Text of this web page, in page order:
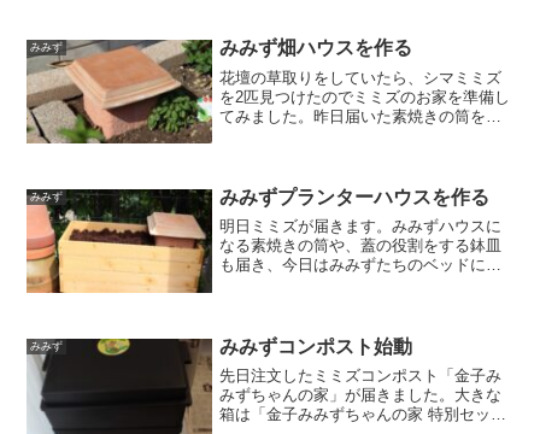
す。驚かせてごめんね。...
みみず みみず畑ハウスを作る
花壇の草取りをしていたら、シマミミズ
を2匹見つけたのでミミズのお家を準備し
てみました。昨日届いた素焼きの筒を縦
素焼きのフタは植木鉢の...
みみず みみずプランターハウスを作る
明日ミミズが届きます。みみずハウスに
なる素焼きの筒や、蓋の役割をする鉢皿
も届き、今日はみみずたちのベッドにな
（60×30×30ｃｍの長...
みみず みみずコンポスト始動
先日注文したミミズコンポスト「金子み
みずちゃんの家」が届きました。大きな
箱は「金子みみずちゃんの家 特別セッ